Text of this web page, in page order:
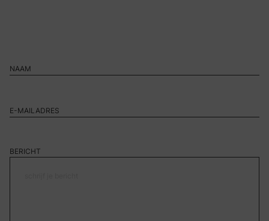
BERICHT